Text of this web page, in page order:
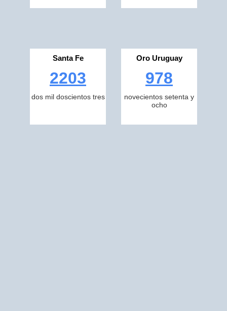
Santa Fe
2203
dos mil doscientos tres
Oro Uruguay
978
novecientos setenta y
ocho